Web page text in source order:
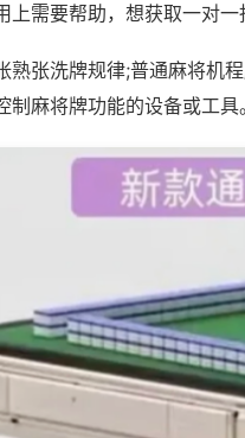
上需要帮助，想获取一对
熟张洗牌规律;普通麻将机
制麻将牌功能的设备或工具。